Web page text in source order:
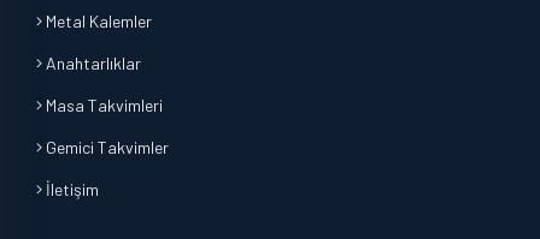
Metal Kalemler
Anahtarlıklar
Masa Takvimleri
Gemici Takvimler
İletişim